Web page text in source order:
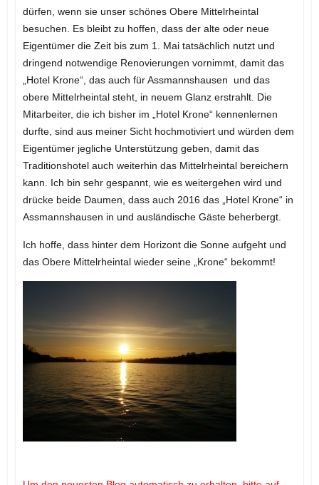
dürfen, wenn sie unser schönes Obere Mittelrheintal
besuchen. Es bleibt zu hoffen, dass der alte oder neue
Eigentümer die Zeit bis zum 1. Mai tatsächlich nutzt und
dringend notwendige Renovierungen vornimmt, damit das
„Hotel Krone“, das auch für Assmannshausen und das
obere Mittelrheintal steht, in neuem Glanz erstrahlt. Die
Mitarbeiter, die ich bisher im „Hotel Krone“ kennenlernen
durfte, sind aus meiner Sicht hochmotiviert und würden dem
Eigentümer jegliche Unterstützung geben, damit das
Traditionshotel auch weiterhin das Mittelrheintal bereichern
kann. Ich bin sehr gespannt, wie es weitergehen wird und
drücke beide Daumen, dass auch 2016 das „Hotel Krone“ in
Assmannshausen in und ausländische Gäste beherbergt.
Ich hoffe, dass hinter dem Horizont die Sonne aufgeht und
das Obere Mittelrheintal wieder seine „Krone“ bekommt!